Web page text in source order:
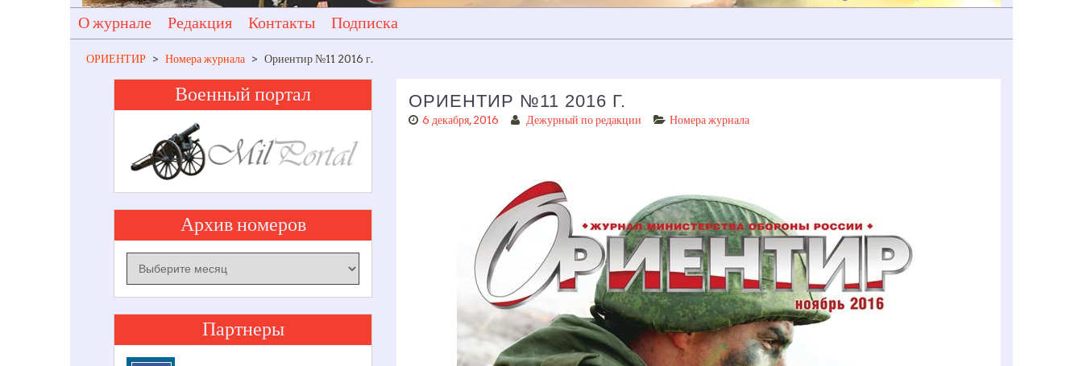
О журнале Редакция Контакты Подписка
ОРИЕНТИР > Номера журнала > Ориентир №11 2016 г.
ОРИЕНТИР №11 2016 Г.
6 декабря, 2016 Дежурный по редакции Номера журнала
Военный портал
Архив номеров
номеров
Партнеры